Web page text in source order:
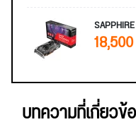
บทความที่เกี่ยวข้